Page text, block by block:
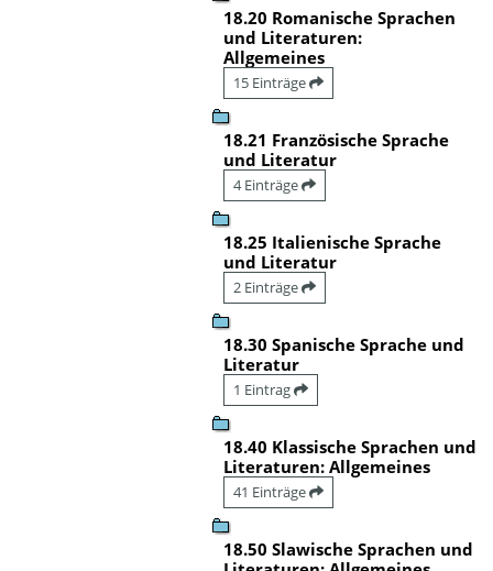
18.20 Romanische Sprachen
und Literaturen:
Allgemeines
15 Einträge
18.21 Französische Sprache
und Literatur
4 Einträge
18.25 Italienische Sprache
und Literatur
2 Einträge
18.30 Spanische Sprache und
Literatur
1 Eintrag
18.40 Klassische Sprachen und
Literaturen: Allgemeines
41 Einträge
18.50 Slawische Sprachen und